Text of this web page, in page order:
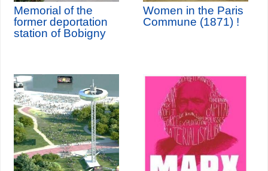
Memorial of the
former deportation
station of Bobigny
Women in the Paris
Commune (1871) !